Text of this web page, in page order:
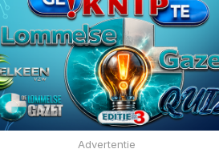
Advertentie